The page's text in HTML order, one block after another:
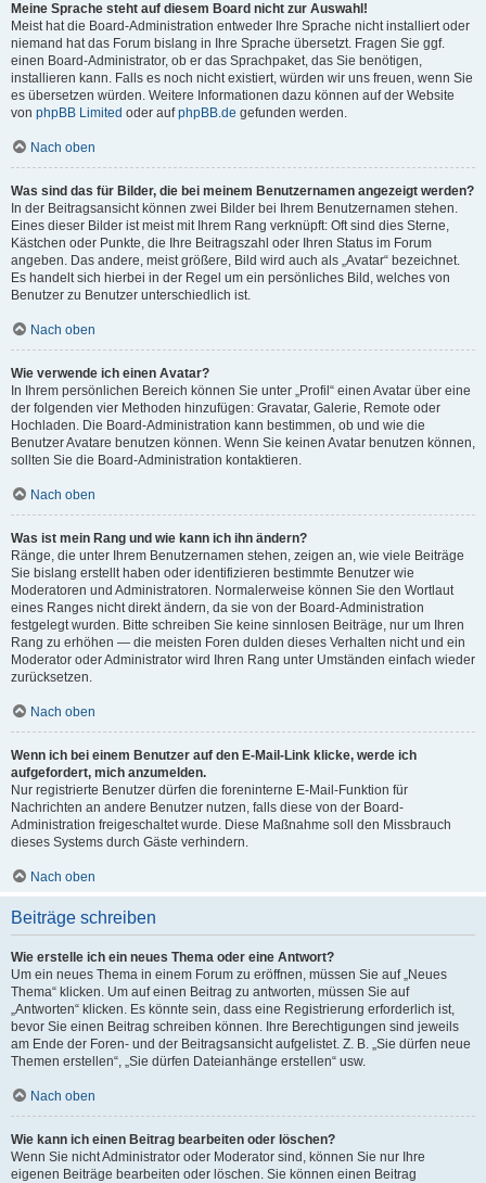
Meine Sprache steht auf diesem Board nicht zur Auswahl!
Meist hat die Board-Administration entweder Ihre Sprache nicht installiert oder
niemand hat das Forum bislang in Ihre Sprache übersetzt. Fragen Sie ggf.
einen Board-Administrator, ob er das Sprachpaket, das Sie benötigen,
installieren kann. Falls es noch nicht existiert, würden wir uns freuen, wenn Sie
es übersetzen würden. Weitere Informationen dazu können auf der Website
von phpBB Limited oder aufphpBB.de gefunden werden.
Nach oben
Was sind das für Bilder, die bei meinem Benutzernamen angezeigt werden?
In der Beitragsansicht können zwei Bilder bei Ihrem Benutzernamen stehen.
Eines dieser Bilder ist meist mit Ihrem Rang verknüpft: Oft sind dies Sterne,
Kästchen oder Punkte, die Ihre Beitragszahl oder Ihren Status im Forum
angeben. Das andere, meist größere, Bild wird auch als „Avatar“ bezeichnet.
Es handelt sich hierbei in der Regel um ein persönliches Bild, welches von
Benutzer zu Benutzer unterschiedlich ist.
Nach oben
Wie verwende ich einen Avatar?
In Ihrem persönlichen Bereich können Sie unter „Profil“ einen Avatar über eine
der folgenden vier Methoden hinzufügen: Gravatar, Galerie, Remote oder
Hochladen. Die Board-Administration kann bestimmen, ob und wie die
Benutzer Avatare benutzen können. Wenn Sie keinen Avatar benutzen können,
sollten Sie die Board-Administration kontaktieren.
Nach oben
Was ist mein Rang und wie kann ich ihn ändern?
Ränge, die unter Ihrem Benutzernamen stehen, zeigen an, wie viele Beiträge
Sie bislang erstellt haben oder identifizieren bestimmte Benutzer wie
Moderatoren und Administratoren. Normalerweise können Sie den Wortlaut
eines Ranges nicht direkt ändern, da sie von der Board-Administration
festgelegt wurden. Bitte schreiben Sie keine sinnlosen Beiträge, nur um Ihren
Rang zu erhöhen — die meisten Foren dulden dieses Verhalten nicht und ein
Moderator oder Administrator wird Ihren Rang unter Umständen einfach wieder
zurücksetzen.
Nach oben
Wenn ich bei einem Benutzer auf den E-Mail-Link klicke, werde ich
aufgefordert, mich anzumelden.
Nur registrierte Benutzer dürfen die foreninterne E-Mail-Funktion für
Nachrichten an andere Benutzer nutzen, falls diese von der Board-
Administration freigeschaltet wurde. Diese Maßnahme soll den Missbrauch
dieses Systems durch Gäste verhindern.
Nach oben
Beiträge schreiben
Wie erstelle ich ein neues Thema oder eine Antwort?
Um ein neues Thema in einem Forum zu eröffnen, müssen Sie auf „Neues
Thema“ klicken. Um auf einen Beitrag zu antworten, müssen Sie auf
„Antworten“ klicken. Es könnte sein, dass eine Registrierung erforderlich ist,
bevor Sie einen Beitrag schreiben können. Ihre Berechtigungen sind jeweils
am Ende der Foren- und der Beitragsansicht aufgelistet. Z. B. „Sie dürfen neue
Themen erstellen“, „Sie dürfen Dateianhänge erstellen“ usw.
Nach oben
Wie kann ich einen Beitrag bearbeiten oder löschen?
Wenn Sie nicht Administrator oder Moderator sind, können Sie nur Ihre
eigenen Beiträge bearbeiten oder löschen. Sie können einen Beitrag